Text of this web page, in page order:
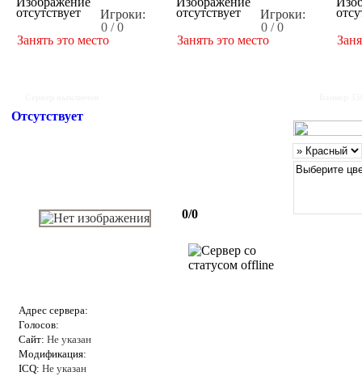
Игроки:
0 / 0
Занять это место
Игроки:
0 / 0
Занять это место
Отсутствует
0/0
Адрес сервера:
Голосов:
Сайт: Не указан
Модификация:
ICQ: Не указан